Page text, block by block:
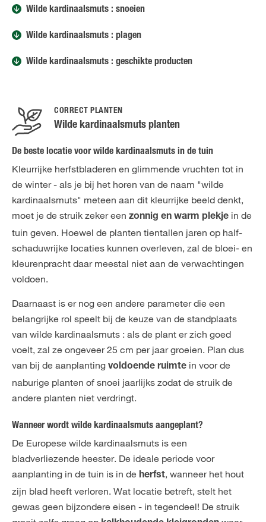
Wilde kardinaalsmuts : snoeien
Wilde kardinaalsmuts : plagen
Wilde kardinaalsmuts : geschikte producten
CORRECT PLANTEN
Wilde kardinaalsmuts planten
De beste locatie voor wilde kardinaalsmuts in de tuin
Kleurrijke herfstbladeren en glimmende vruchten tot in
de winter - als je bij het horen van de naam "wilde
kardinaalsmuts" meteen aan dit kleurrijke beeld denkt,
moet je de struik zeker een zonnig en warm plekje in de
tuin geven. Hoewel de planten tientallen jaren op half-
schaduwrijke locaties kunnen overleven, zal de bloei- en
kleurenpracht daar meestal niet aan de verwachtingen
voldoen.
Daarnaast is er nog een andere parameter die een
belangrijke rol speelt bij de keuze van de standplaats
van wilde kardinaalsmuts : als de plant er zich goed
voelt, zal ze ongeveer 25 cm per jaar groeien. Plan dus
van bij de aanplanting voldoende ruimte in voor de
naburige planten of snoei jaarlijks zodat de struik de
andere planten niet verdringt.
Wanneer wordt wilde kardinaalsmuts aangeplant?
De Europese wilde kardinaalsmuts is een
bladverliezende heester. De ideale periode voor
aanplanting in de tuin is in de herfst, wanneer het hout
zijn blad heeft verloren. Wat locatie betreft, stelt het
gewas geen bijzondere eisen - in tegendeel! De struik